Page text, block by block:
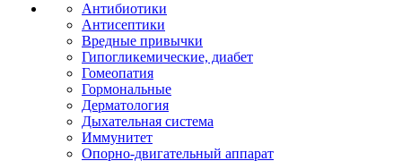
Антибиотики
Антисептики
Вредные привычки
Гипогликемические, диабет
Гомеопатия
Гормональные
Дерматология
Дыхательная система
Иммунитет
Опорно-двигательный аппарат